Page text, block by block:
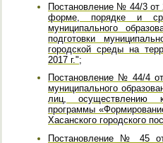
Постановление № 44/3
форме, порядке и
муниципального
подготовки
городской среды на
2017 г.";
Постановление № 44/4
муниципального
лиц, осуществлению
программы
Хасанского городского
Постановление № 45